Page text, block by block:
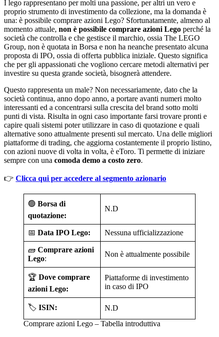
I lego rappresentano per molti una passione, per altri un vero e
proprio strumento di investimento da collezione, ma la domanda è
una: è possibile comprare azioni Lego? Sfortunatamente, almeno al
momento attuale, non è possibile comprare azioni Lego perché la
società che controlla e che gestisce il marchio, ossia The LEGO
Group, non è quotata in Borsa e non ha neanche presentato alcuna
proposta di IPO, ossia di offerta pubblica iniziale. Questo significa
che per gli appassionati che vogliono cercare metodi alternativi per
investire su questa grande società, bisognerà attendere.
Questo rappresenta un male? Non necessariamente, dato che la
società continua, anno dopo anno, a portare avanti numeri molto
interessanti ed a concentrarsi sulla crescita del brand sotto molti
punti di vista. Risulta in ogni caso importante farsi trovare pronti e
capire quali sistemi poter utilizzare in caso di quotazione e quali
alternative sono attualmente presenti sul mercato. Una delle migliori
piattaforme di trading, che aggiorna costantemente il proprio listino,
con azioni nuove di volta in volta, è eToro. Ti permette di iniziare
sempre con una comoda demo a costo zero.
👉 Clicca qui per accedere al segmento azionario
🟢 Borsa di
quotazione:
N.D
📅 Data IPO Lego: Nessuna ufficializzazione
🧱 Comprare azioni
Lego:
Non è attualmente possibile
🏆 Dove comprare
azioni Lego:
Piattaforme di investimento
in caso di IPO
🏷️ ISIN:
N.D
Comprare azioni Lego – Tabella introduttiva